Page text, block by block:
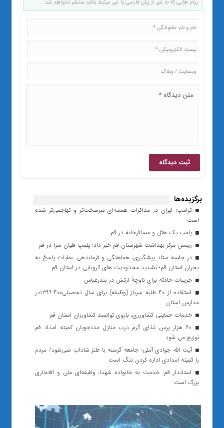
پیام هایی که به غیر از زبان فارسی یا غیر مرتبط باشد منتشر نخواهد شد.
برگزیده‌ها
ترامپ: ایران در مذاکرات هسته‌ای سرسخت‌تر و تهاجمی‌تر شده
است
پلمب یک هتل و مسافرخانه در قم
رییس مرکز بهداشت شهرستان قم خبر داد؛ پلمپ قلیان سرا در قم
در جلسه ستاد پیشگیری، هماهنگی و فرماندهی عملیات پاسخ به
بحران استان قم؛ تشدید محدودیت های کرونایی در استان قم
جزییات حادثه برای ناوچه‌ٔ ارتش در بندرعباس
استفاده از ۴۰ طلبه سرباز (وظیفه) برای سال تحصیلی۴۰۰-۱۳۹۹در
مدارس استان
خدمات حمایتی کشاورزی، بازوی توانمند کشاورزان استان قم
۶۰ هزار پرس غذای گرم درب منازل مددجویان کمیته امداد قم
توزیع می شود
آیت الله جوادی آملی: جامعه گرسنه با طنز شاداب نمی‌شود/ مردم
را کمیته امدادی اداره کردن ننگ است
استاندار قم: خدمت به خانواده شهدا، وظیفه‌ای ملی و افتخاری
بزرگ است